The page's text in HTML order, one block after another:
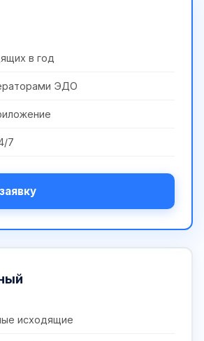
в год
ЭДО
7
исходящие